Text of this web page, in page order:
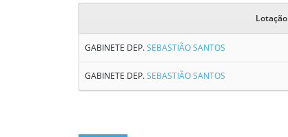
Lotação
GABINETE DEP.SEBASTIÃO SANTOS
GABINETE DEP.SEBASTIÃO SANTOS